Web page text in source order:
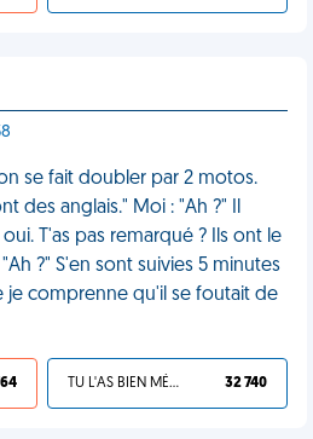
se fait doubler par 2 motos.
des anglais." Moi : "Ah ?" Il
T'as pas remarqué ? Ils ont le
?" S'en sont suivies 5 minutes
je comprenne qu'il se foutait de
TU L'AS BIEN MÉRITÉ 32 740